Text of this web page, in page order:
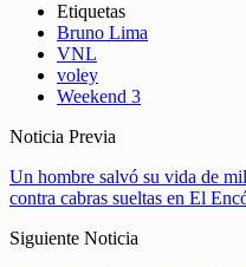
Etiquetas
Bruno Lima
VNL
voley
Weekend 3
Noticia Previa
Un hombre salvó su vida de
contra cabras sueltas en El
Siguiente Noticia